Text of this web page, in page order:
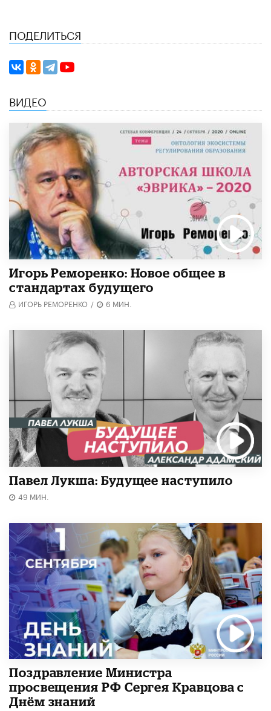
ПОДЕЛИТЬСЯ
ВИДЕО
Игорь Реморенко: Новое общее в
стандартах будущего
ИГОРЬ РЕМОРЕНКО / 6 МИН.
Павел Лукша: Будущее наступило
49 МИН.
Поздравление Министра
просвещения РФ Сергея Кравцова с
Днём знаний